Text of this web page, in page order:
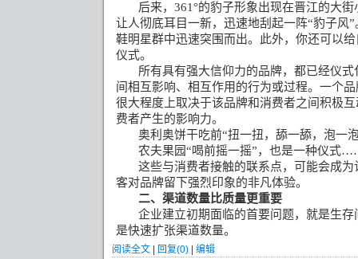
后来， 361°的豹子形象出现在晋江的大
让人彻底耳目一新，迅速地刮起一阵“豹子风”
鞋明星群中迅速突围而出。此外，你还可以
仪式。
所有具有强大信仰力的品牌，都已经仪
间相互影响、相互作用的行为或过程。一个
很大程度上取决于该品牌和消费者之间积极
费者产生的影响力。
奥利奥饼干吃前“扭一扭，舔一舔，泡一
农夫果园“喝前摇一摇”，也是一种仪式
这些与消费者接触的联系点，可能会成
客对品牌留下强烈印象的非凡体验。
二、渠道数量比质量更重要
企业建立初期面临的首要问题，就是生
是快速扩张渠道数量。
阅读全文 回复(0) 编辑